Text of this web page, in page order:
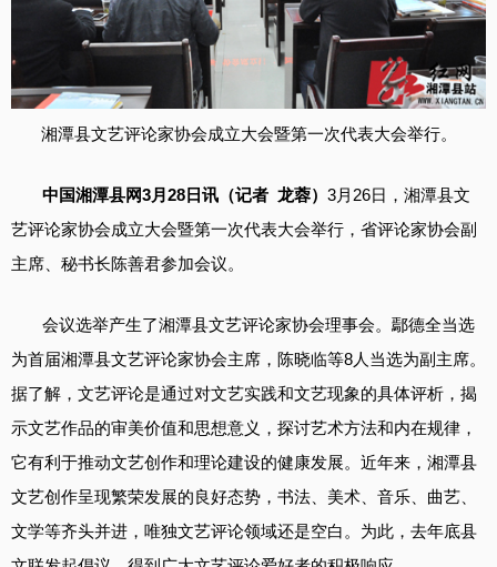
湘潭县文艺评论家协会成立大会暨第一次代表大会举行。
中国湘潭县网3月28日讯（记者 龙蓉） 3月26日，湘潭县文
艺评论家协会成立大会暨第一次代表大会举行，省评论家协会副
主席、秘书长陈善君参加会议。
会议选举产生了湘潭县文艺评论家协会理事会。鄢德全当选
为首届湘潭县文艺评论家协会主席，陈晓临等8人当选为副主席。
据了解，文艺评论是通过对文艺实践和文艺现象的具体评析，揭
示文艺作品的审美价值和思想意义，探讨艺术方法和内在规律，
它有利于推动文艺创作和理论建设的健康发展。近年来，湘潭县
文艺创作呈现繁荣发展的良好态势，书法、美术、音乐、曲艺、
文学等齐头并进，唯独文艺评论领域还是空白。为此，去年底县